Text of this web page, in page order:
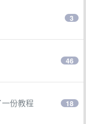
3
46
份教程 18